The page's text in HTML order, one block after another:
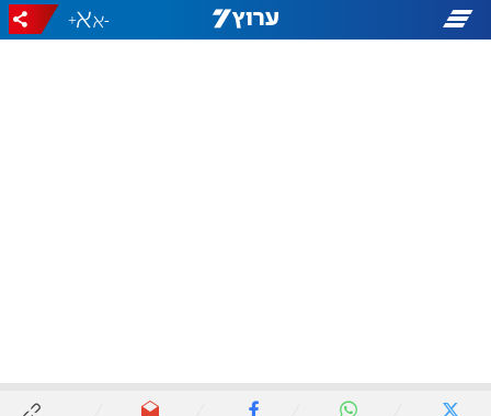
-
+